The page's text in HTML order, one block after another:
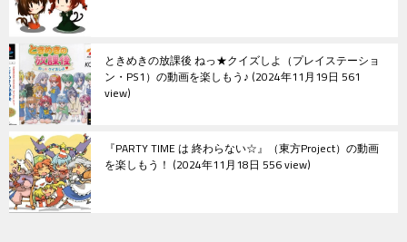
ときめきの放課後 ねっ★クイズしよ（プレイステーショ
ン・PS1）の動画を楽しもう♪ 2024年11月19日 561
view
『PARTY TIME は 終わらない☆』（東方Project）の動画
を楽しもう！ 2024年11月18日 556 view